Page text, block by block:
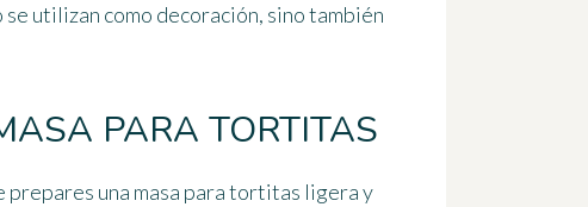
utilizan como decoración, sino también
PARA TORTITAS
prepares una masa para tortitas ligera y